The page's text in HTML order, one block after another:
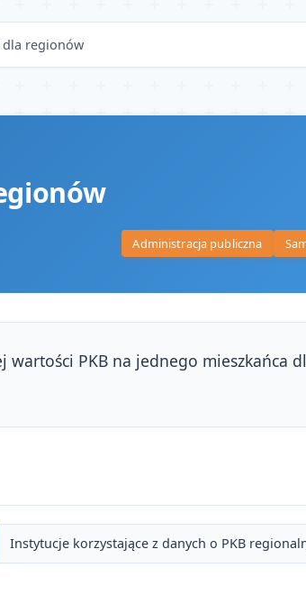
dla regionów
Administracja publiczna
PKB na jednego mieszkańca
Instytucje korzystające z danych o PKB